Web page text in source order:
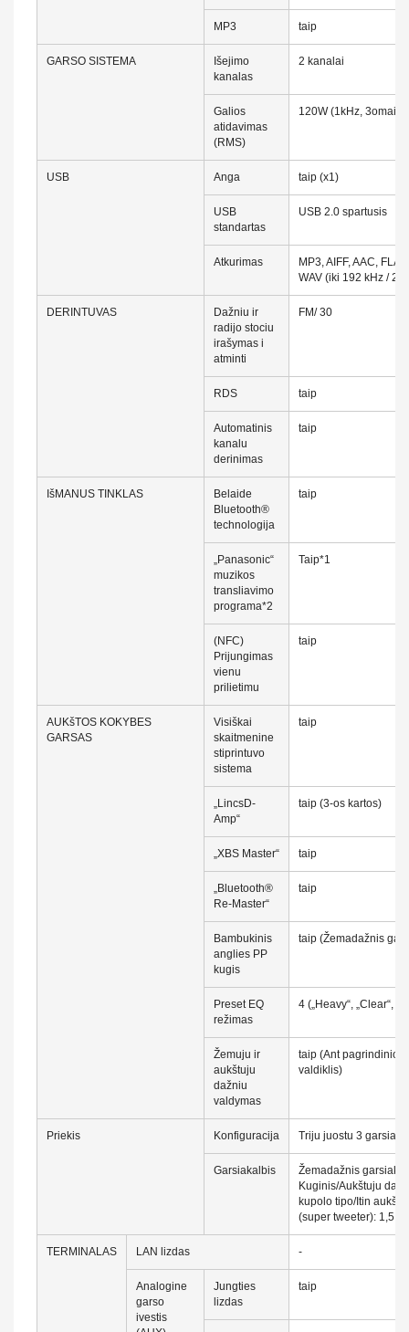
MP3 taip
GARSO SISTEMA
Išejimo
kanalas
2 kanalai
Galios
atidavimas
(RMS)
120W (1kHz, 3omai,
USB Anga taip (x1)
USB
standartas
USB 2.0 spartusis
Atkurimas
MP3, AIFF, AAC,
WAV (iki 192 kHz / 24
DERINTUVAS
Dažniu ir
radijo stociu
irašymas i
atminti
FM/ 30
RDS taip
Automatinis
kanalu
derinimas
taip
IšMANUS TINKLAS
Belaide
Bluetooth®
technologija
taip
„Panasonic“
muzikos
transliavimo
programa*2
Taip*1
(NFC)
Prijungimas
vienu
prilietimu
taip
AUKšTOS KOKYBES
GARSAS
Visiškai
skaitmenine
stiprintuvo
sistema
taip
„LincsD-
Amp“
taip (3-os kartos)
„XBS Master“ taip
„Bluetooth®
Re-Master“
taip
Bambukinis
anglies PP
kugis
taip (Žemadažnis
Preset EQ
režimas
4 („Heavy“, „Clear“,
Žemuju ir
aukštuju
dažniu
valdymas
taip (Ant pagrindinio
valdiklis)
Priekis Konfiguracija Triju juostu 3
Garsiakalbis
Žemadažnis
Kuginis/Aukštuju
kupolo tipo/Itin
(super tweeter): 1,5
TERMINALAS LAN lizdas -
Analogine
garso
ivestis
Jungties
lizdas
taip